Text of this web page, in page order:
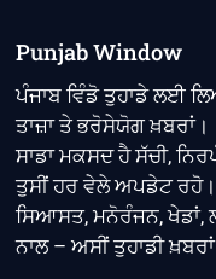
Punjab Window
ਪੰਜਾਬ ਵਿੰਡੋ ਤੁਹਾਡੇ ਲਈ
ਤਾਜ਼ਾ ਤੇ ਭਰੋਸੇਯੋਗ ਖ਼ਬਰਾਂ।
ਸਾਡਾ ਮਕਸਦ ਹੈ ਸੱਚੀ,
ਤੁਸੀਂ ਹਰ ਵੇਲੇ ਅਪਡੇਟ ਰਹੋ।
ਸਿਆਸਤ, ਮਨੋਰੰਜਨ, ਖੇਡਾਂ,
ਨਾਲ – ਅਸੀਂ ਤੁਹਾਡੀ